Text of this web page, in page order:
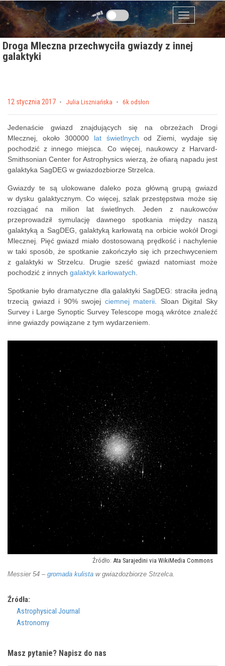
Przejdź do zawartości
Menu
Droga Mleczna przechwyciła gwiazdy z innej
galaktyki
Posted on
12 stycznia 2017 by Julia Liszniańska 6k odsłon
Jedenaście gwiazd znajdujących się na obrzeżach Drogi
Mlecznej, około 300000 lat świetlnych od Ziemi, wydaje się
pochodzić z innego miejsca. Co więcej, naukowcy z Harvard-
Smithsonian Center for Astrophysics wierzą, że ofiarą napadu jest
galaktyka SagDEG w gwiazdozbiorze Strzelca.
Gwiazdy te są ulokowane daleko poza główną grupą gwiazd
w dysku galaktycznym. Co więcej, szlak przestępstwa może się
rozciągać na milion lat świetlnych. Jeden z naukowców
przeprowadził symulację dawnego spotkania między naszą
galaktyką a SagDEG, galaktyką karłowatą na orbicie wokół Drogi
Mlecznej. Pięć gwiazd miało dostosowaną prędkość i nachylenie
w taki sposób, że spotkanie zakończyło się ich przechwyceniem
z galaktyki w Strzelcu. Drugie sześć gwiazd natomiast może
pochodzić z innych galaktyk karłowatych
Spotkanie było dramatyczne dla galaktyki SagDEG: straciła jedną
trzecią gwiazd i 90% swojej ciemnej materii . Sloan Digital Sky
Survey i Large Synoptic Survey Telescope mogą wkrótce znaleźć
inne gwiazdy powiązane z tym wydarzeniem.
Ata Sarajedini via WikiMedia Commons
Messier 54 – gromada kulista w gwiazdozbiorze Strzelca.
Źródła:
Astrophysical Journal
Astronomy
Masz pytanie? Napisz do nas